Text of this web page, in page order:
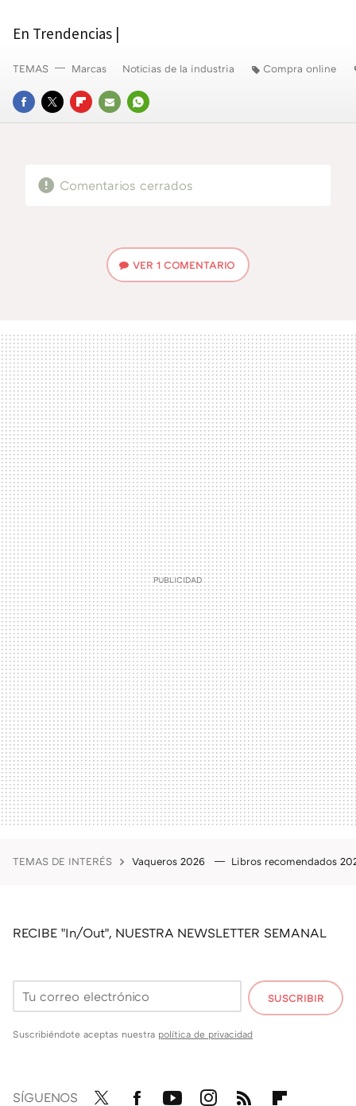
En Trendencias |
FACEBOOK
TWITTERFLIPBOARD
E-
WHATSAPP
TEMAS Marcas Noticias de la industria Compra online
Comentarios cerrados
VER1 COMENTARIO
TEMAS DE INTERÉS Vaqueros 2026 Libros recomendados
RECIBE "In/Out", NUESTRA NEWSLETTER SEMANAL
SUSCRIBIR
Suscribiéndote aceptas nuestra política de privacidad
SÍGUENOS